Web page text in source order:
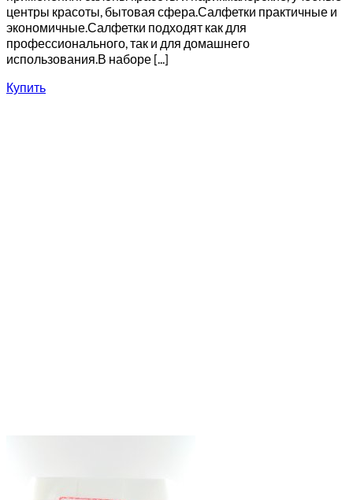
центры красоты, бытовая сфера.Салфетки практичные и
экономичные.Салфетки подходят как для
профессионального, так и для домашнего
использования.В наборе [...]
Купить